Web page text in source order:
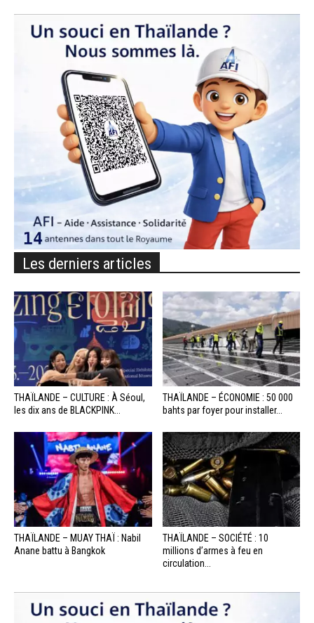
Les derniers articles
THAÏLANDE – CULTURE : À Séoul,
les dix ans de BLACKPINK...
THAÏLANDE – ÉCONOMIE : 50 000
bahts par foyer pour installer...
THAÏLANDE – MUAY THAÏ : Nabil
Anane battu à Bangkok
THAÏLANDE – SOCIÉTÉ : 10
millions d’armes à feu en
circulation...